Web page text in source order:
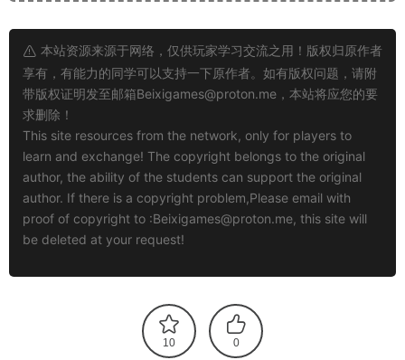
本站资源来源于网络，仅供玩家学习交流之用！版权归原作者
享有，有能力的同学可以支持一下原作者。如有版权问题，请附
带版权证明发至邮箱Beixigames@proton.me ，本站将应您的要
求删除！
This site resources from the network, only for players to
learn and exchange! The copyright belongs to the original
author, the ability of the students can support the original
author. If there is a copyright problem,Please email with
proof of copyright to :Beixigames@proton.me, this site will
be deleted at your request!
10 0